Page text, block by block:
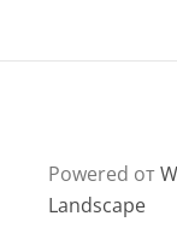
Powered от
Landscape